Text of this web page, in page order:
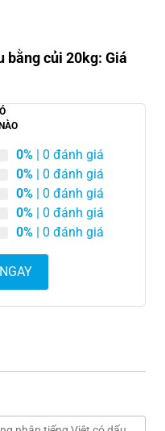
bằng củi 20kg: Giá
0% | 0 đánh giá
0% | 0 đánh giá
0% | 0 đánh giá
0% | 0 đánh giá
0% | 0 đánh giá